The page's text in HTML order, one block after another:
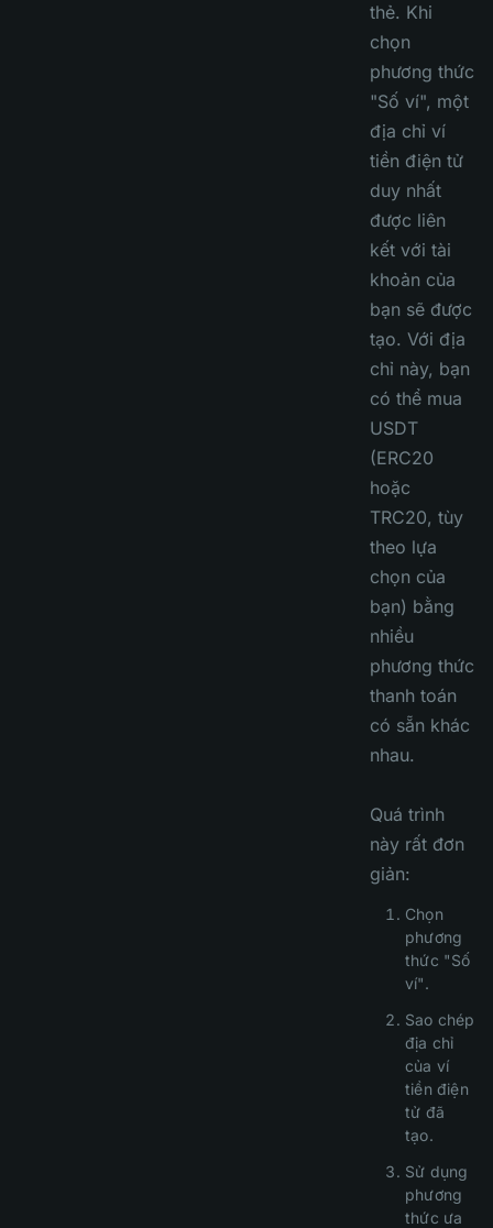
thẻ. Khi
chọn
phương thức
"Số ví", một
địa chỉ ví
tiền điện tử
duy nhất
được liên
kết với tài
khoản của
bạn sẽ được
tạo. Với địa
chỉ này, bạn
có thể mua
USDT
(ERC20
hoặc
TRC20, tùy
theo lựa
chọn của
bạn) bằng
nhiều
phương thức
thanh toán
có sẵn khác
nhau.
Quá trình
này rất đơn
giản:
Chọn
phương
thức "Số
ví".
Sao chép
địa chỉ
của ví
tiền điện
tử đã
tạo.
Sử dụng
phương
thức ưa